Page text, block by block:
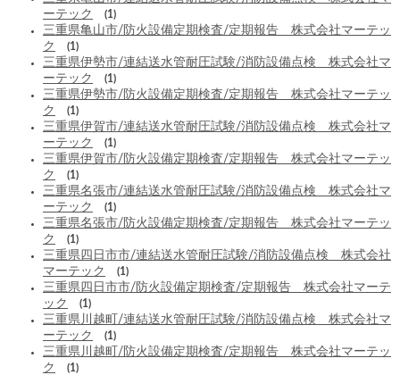
ーテック
(1)
三重県亀山市/防火設備定期検査/定期報告 株式会社マーテッ
ク
(1)
三重県伊勢市/連結送水管耐圧試験/消防設備点検 株式会社マ
ーテック
(1)
三重県伊勢市/防火設備定期検査/定期報告 株式会社マーテッ
ク
(1)
三重県伊賀市/連結送水管耐圧試験/消防設備点検 株式会社マ
ーテック
(1)
三重県伊賀市/防火設備定期検査/定期報告 株式会社マーテッ
ク
(1)
三重県名張市/連結送水管耐圧試験/消防設備点検 株式会社マ
ーテック
(1)
三重県名張市/防火設備定期検査/定期報告 株式会社マーテッ
ク
(1)
三重県四日市市/連結送水管耐圧試験/消防設備点検 株式会社
マーテック
(1)
三重県四日市市/防火設備定期検査/定期報告 株式会社マーテ
ック
(1)
三重県川越町/連結送水管耐圧試験/消防設備点検 株式会社マ
ーテック
(1)
三重県川越町/防火設備定期検査/定期報告 株式会社マーテッ
ク
(1)